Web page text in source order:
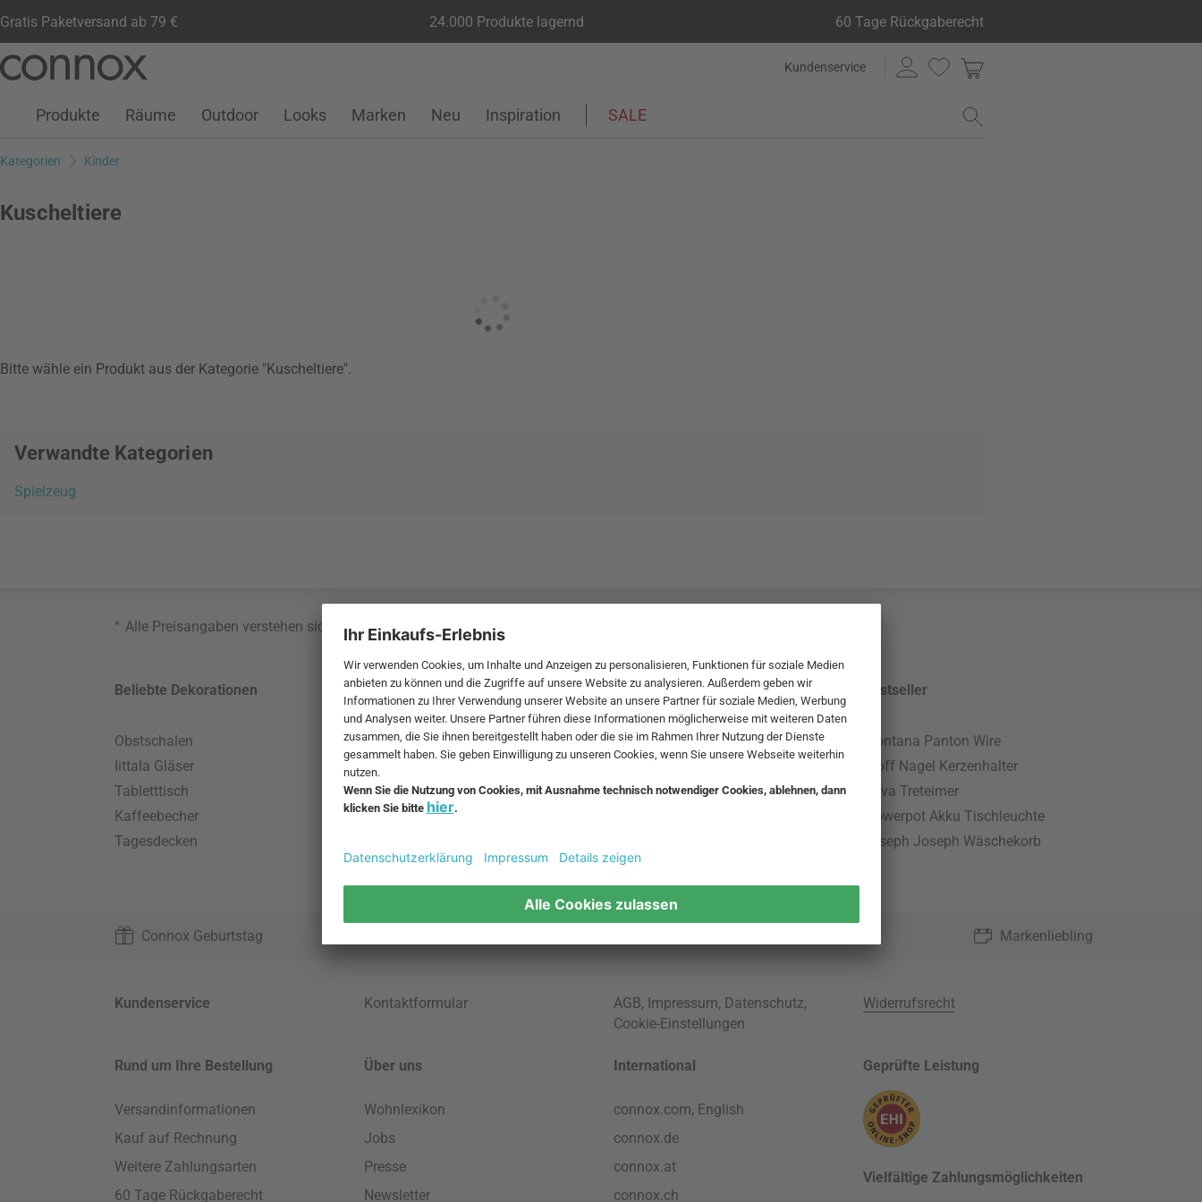
Gratis Paketversand ab 79 € 24.000 Produkte lagernd 60 Tage Rückgaberecht
Seiteninhalt
Suchfeld
Kundenservice
Kundenkonto
Wunschliste
Warenkorb
Produkte Räume Outdoor Looks Marken Neu Inspiration SALE
Kategorien Kinder
Kuscheltiere
Bitte wähle ein Produkt aus der Kategorie "Kuscheltiere".
Verwandte Kategorien
Spielzeug
* Alle Preisangaben verstehen sich inklusive MwSt. und zzgl.
Beliebte Dekorationen
Obstschalen
Iittala Gläser
Tabletttisch
Kaffeebecher
Tagesdecken
Beliebte Möbel
Skandinavische Möbel
Gartenmöbel
Büromöbel
Design-Schlafsofa
HAY Stuhl
Beliebte Leuchten
Pendellampe für Außen
Muuto Lampen
Kabellose Tischleuchten
Bestseller
Montana Panton Wire
Stoff Nagel Kerzenhalter
Nova Treteimer
Flowerpot Akku Tischleuchte
Joseph Joseph Wäschekorb
Connox Geburtstag Markenliebling
Kundenservice Kontaktformular AGB, Impressum, Datenschutz,
Cookie-Einstellungen
Widerrufsrecht
Rund um Ihre Bestellung
Versandinformationen
Kauf auf Rechnung
Weitere Zahlungsarten
60 Tage Rückgaberecht
Über uns
Wohnlexikon
Jobs
Presse
Newsletter
International
connox.com, English
connox.de
connox.at
connox.ch
Geprüfte Leistung
Vielfältige Zahlungsmöglichkeiten